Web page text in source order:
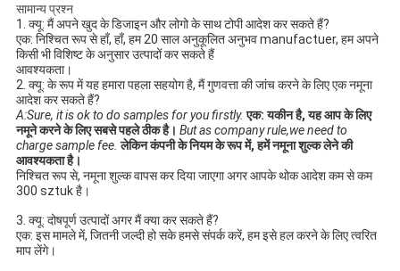
सामान्य प्रश्न
1. क्यू: मैं अपने खुद के डिजाइन और लोगो के साथ टोपी आदेश कर सकते हैं?
एक: निश्चित रूप से हाँ, हाँ, हम 20 साल अनुकूलित अनुभव manufactuer, हम अपने
किसी भी विशिष्ट के अनुसार उत्पादों कर सकते हैं
आवश्यकता।
2. क्यू: के रूप में यह हमारा पहला सहयोग है, मैं गुणवत्ता की जांच करने के लिए एक नमूना
आदेश कर सकते हैं?
A:Sure, it is ok to do samples for you firstly. एक: यकीन है, यह आप के लिए
नमूने करने के लिए सबसे पहले ठीक है। But as company rule,we need to
charge sample fee. लेकिन कंपनी के नियम के रूप में, हमें नमूना शुल्क लेने की
आवश्यकता है।
निश्चित रूप से, नमूना शुल्क वापस कर दिया जाएगा अगर आपके थोक आदेश कम से कम
300 sztuk है।
3. क्यू: दोषपूर्ण उत्पादों अगर मैं क्या कर सकते हैं?
एक: इस मामले में, जितनी जल्दी हो सके हमसे संपर्क करें, हम इसे हल करने के लिए त्वरित
माप लेंगे।